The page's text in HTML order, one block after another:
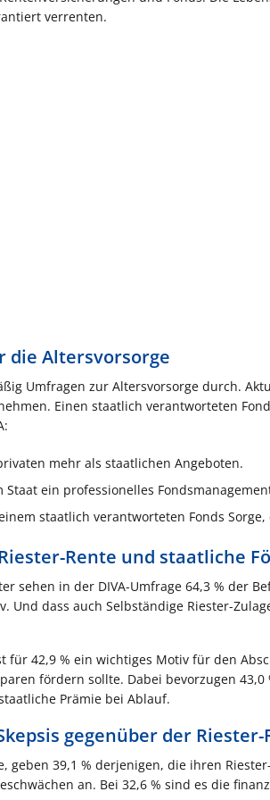
verrenten.
die Altersvorsorge
Umfragen zur Altersvorsorge durch.
Einen staatlich verantworteten
mehr als staatlichen Angeboten.
Staat ein professionelles
staatlich verantworteten Fonds
Rente und staatliche
sehen in der DIVA-Umfrage 64,3 % der
Und dass auch Selbständige Riester-
für 42,9 % ein wichtiges Motiv für den
fördern sollte. Dabei bevorzugen
Prämie bei Ablauf.
gegenüber der Riester-
geben 39,1 % derjenigen, die ihren
an. Bei 32,6 % sind es die